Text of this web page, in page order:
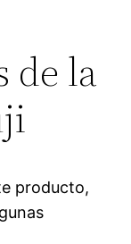
de la
producto,